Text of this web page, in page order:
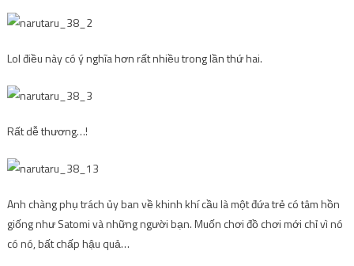
Lol điều này có ý nghĩa hơn rất nhiều trong lần thứ hai.
Rất dễ thương…!
Anh chàng phụ trách ủy ban về khinh khí cầu là một đứa trẻ có tâm hồn
giống như Satomi và những người bạn. Muốn chơi đồ chơi mới chỉ vì nó
có nó, bất chấp hậu quả…